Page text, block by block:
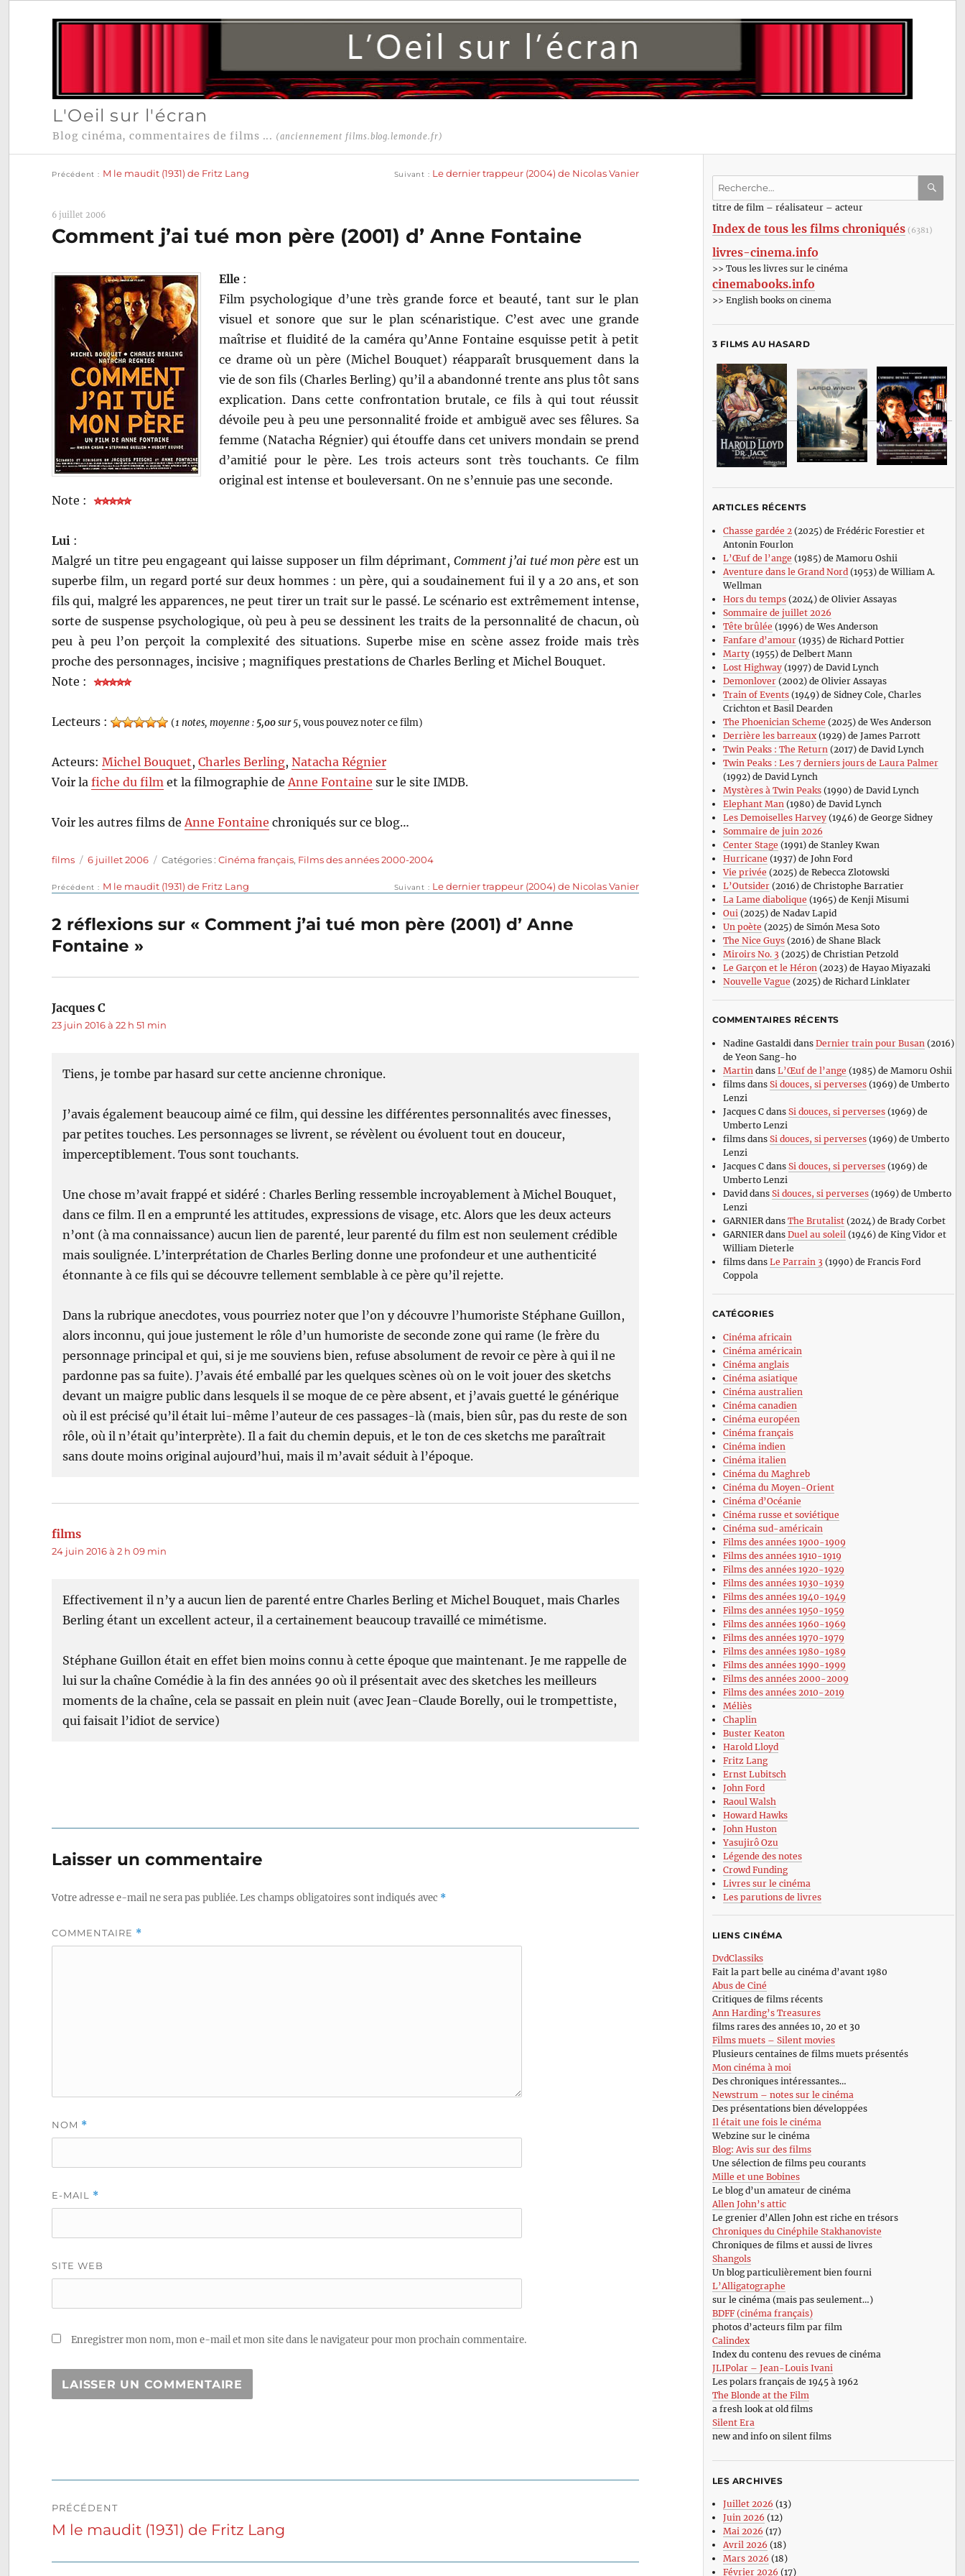
L'Oeil sur l'écran
Blog cinéma, commentaires de films ... (anciennement films.blog.lemonde.fr)
Navigation
l’article
Précédent M le maudit (1931) de Fritz Lang Suivant Le dernier trappeur (2004) de Nicolas Vanier
6 juillet 2006
Comment j’ai tué mon père (2001) d’ Anne Fontaine
Elle :
Film psychologique d’une très grande force et beauté, tant sur le plan
visuel et sonore que sur le plan scénaristique. C’est avec une grande
maîtrise et fluidité de la caméra qu’Anne Fontaine esquisse petit à petit
ce drame où un père (Michel Bouquet) réapparaît brusquement dans la
vie de son fils (Charles Berling) qu’il a abandonné trente ans plus tôt sans
explication. Dans cette confrontation brutale, ce fils à qui tout réussit
dévoile peu à peu une personnalité froide et ambiguë avec ses fêlures. Sa
femme (Natacha Régnier) qui étouffe dans cet univers mondain se prend
d’amitié pour le père. Les trois acteurs sont très touchants. Ce film
original est intense et bouleversant. On ne s’ennuie pas une seconde.
Note :
Lui :
Malgré un titre peu engageant qui laisse supposer un film déprimant, Comment j’ai tué mon père est un
superbe film, un regard porté sur deux hommes : un père, qui a soudainement fui il y a 20 ans, et son
fils qui, malgré les apparences, ne peut tirer un trait sur le passé. Le scénario est extrêmement intense,
sorte de suspense psychologique, où peu à peu se dessinent les traits de la personnalité de chacun, où
peu à peu l’on perçoit la complexité des situations. Superbe mise en scène assez froide mais très
proche des personnages, incisive ; magnifiques prestations de Charles Berling et Michel Bouquet.
Note :
Lecteurs : (1 notes, moyenne : 5,00sur 5, vous pouvez noter ce film)
Acteurs:Michel Bouquet,Charles Berling,Natacha Régnier
Voir lafiche du film et la filmographie de Anne Fontaine sur le site IMDB.
Voir les autres films de Anne Fontaine chroniqués sur ce blog…
Auteur
films
Publié
6 juillet 2006 Catégories
Catégories :Cinéma français, Films des années 2000-2004
Navigation
de
l’article
Précédent
Publication
M le maudit (1931) de Fritz Lang Suivant
Publication
Le dernier trappeur (2004) de Nicolas Vanier
2 réflexions sur « Comment j’ai tué mon père (2001) d’ Anne
Fontaine »
Jacques C
23 juin 2016 à 22 h 51 min
Tiens, je tombe par hasard sur cette ancienne chronique.
J’avais également beaucoup aimé ce film, qui dessine les différentes personnalités avec finesses,
par petites touches. Les personnages se livrent, se révèlent ou évoluent tout en douceur,
imperceptiblement. Tous sont touchants.
Une chose m’avait frappé et sidéré : Charles Berling ressemble incroyablement à Michel Bouquet,
dans ce film. Il en a emprunté les attitudes, expressions de visage, etc. Alors que les deux acteurs
n’ont (à ma connaissance) aucun lien de parenté, leur parenté du film est non seulement crédible
mais soulignée. L’interprétation de Charles Berling donne une profondeur et une authenticité
étonnante à ce fils qui se découvre tellement semblable à ce père qu’il rejette.
Dans la rubrique anecdotes, vous pourriez noter que l’on y découvre l’humoriste Stéphane Guillon,
alors inconnu, qui joue justement le rôle d’un humoriste de seconde zone qui rame (le frère du
personnage principal et qui, si je me souviens bien, refuse absolument de revoir ce père à qui il ne
pardonne pas sa fuite). J’avais été emballé par les quelques scènes où on le voit jouer des sketchs
devant un maigre public dans lesquels il se moque de ce père absent, et j’avais guetté le générique
où il est précisé qu’il était lui-même l’auteur de ces passages-là (mais, bien sûr, pas du reste de son
rôle, où il n’était qu’interprète). Il a fait du chemin depuis, et le ton de ces sketchs me paraîtrait
sans doute moins original aujourd’hui, mais il m’avait séduit à l’époque.
films
24 juin 2016 à 2 h 09 min
Effectivement il n’y a aucun lien de parenté entre Charles Berling et Michel Bouquet, mais Charles
Berling étant un excellent acteur, il a certainement beaucoup travaillé ce mimétisme.
Stéphane Guillon était en effet bien moins connu à cette époque que maintenant. Je me rappelle de
lui sur la chaîne Comédie à la fin des années 90 où il présentait avec des sketches les meilleurs
moments de la chaîne, cela se passait en plein nuit (avec Jean-Claude Borelly, oui le trompettiste,
qui faisait l’idiot de service)
Laisser un commentaire
Votre adresse e-mail ne sera pas publiée.Les champs obligatoires sont indiqués avec *
COMMENTAIRE *
NOM *
E-MAIL *
SITE WEB
Enregistrer mon nom, mon e-mail et mon site dans le navigateur pour mon prochain commentaire.
de
PRÉCÉDENT
Publication
M le maudit (1931) de Fritz Lang
Recherche
:titre de film – réalisateur – acteur
Index de tous les films chroniqués (6381)
livres-cinema.info
>> Tous les livres sur le cinéma
cinemabooks.info
>> English books on cinema
3 FILMS AU HASARD
ARTICLES RÉCENTS
Chasse gardée 2(2025) de Frédéric Forestier et
Antonin Fourlon
L’Œuf de l’ange (1985) de Mamoru Oshii
Aventure dans le Grand Nord(1953) de William A.
Wellman
Hors du temps(2024) de Olivier Assayas
Sommaire de juillet 2026
Tête brûlée (1996) de Wes Anderson
Fanfare d’amour(1935) de Richard Pottier
Marty(1955) de Delbert Mann
Lost Highway(1997) de David Lynch
Demonlover(2002) de Olivier Assayas
Train of Events(1949) de Sidney Cole, Charles
Crichton et Basil Dearden
The Phoenician Scheme (2025) de Wes Anderson
Derrière les barreaux(1929) de James Parrott
Twin Peaks : The Return(2017) de David Lynch
Twin Peaks : Les 7 derniers jours de Laura Palmer
(1992) de David Lynch
Mystères à Twin Peaks(1990) de David Lynch
Elephant Man(1980) de David Lynch
Les Demoiselles Harvey(1946) de George Sidney
Sommaire de juin 2026
Center Stage (1991) de Stanley Kwan
Hurricane (1937) de John Ford
Vie privée (2025) de Rebecca Zlotowski
L’Outsider(2016) de Christophe Barratier
La Lame diabolique (1965) de Kenji Misumi
Oui(2025) de Nadav Lapid
Un poète (2025) de Simón Mesa Soto
The Nice Guys(2016) de Shane Black
Miroirs No. 3 (2025) de Christian Petzold
Le Garçon et le Héron(2023) de Hayao Miyazaki
Nouvelle Vague (2025) de Richard Linklater
COMMENTAIRES RÉCENTS
Nadine Gastaldi dans Dernier train pour Busan (2016)
de Yeon Sang-ho
Martin dans L’Œuf de l’ange (1985) de Mamoru Oshii
filmsdans Si douces, si perverses(1969) de Umberto
Lenzi
Jacques Cdans Si douces, si perverses(1969) de
Umberto Lenzi
filmsdans Si douces, si perverses(1969) de Umberto
Lenzi
Jacques Cdans Si douces, si perverses(1969) de
Umberto Lenzi
David dans Si douces, si perverses(1969) de Umberto
Lenzi
GARNIERdans The Brutalist(2024) de Brady Corbet
GARNIERdans Duel au soleil (1946) de King Vidor et
William Dieterle
filmsdans Le Parrain 3 (1990) de Francis Ford
Coppola
CATÉGORIES
Cinéma africain
Cinéma américain
Cinéma anglais
Cinéma asiatique
Cinéma australien
Cinéma canadien
Cinéma européen
Cinéma français
Cinéma indien
Cinéma italien
Cinéma du Maghreb
Cinéma du Moyen-Orient
Cinéma d’Océanie
Cinéma russe et soviétique
Cinéma sud-américain
Films des années 1900-1909
Films des années 1910-1919
Films des années 1920-1929
Films des années 1930-1939
Films des années 1940-1949
Films des années 1950-1959
Films des années 1960-1969
Films des années 1970-1979
Films des années 1980-1989
Films des années 1990-1999
Films des années 2000-2009
Films des années 2010-2019
Méliès
Chaplin
Buster Keaton
Harold Lloyd
Fritz Lang
Ernst Lubitsch
John Ford
Raoul Walsh
Howard Hawks
John Huston
Yasujirô Ozu
Légende des notes
Crowd Funding
Livres sur le cinéma
Les parutions de livres
LIENS CINÉMA
DvdClassiks
Fait la part belle au cinéma d’avant 1980
Abus de Ciné
Critiques de films récents
Ann Harding’s Treasures
films rares des années 10, 20 et 30
Films muets – Silent movies
Plusieurs centaines de films muets présentés
Mon cinéma à moi
Des chroniques intéressantes…
Newstrum – notes sur le cinéma
Des présentations bien développées
Il était une fois le cinéma
Webzine sur le cinéma
Blog: Avis sur des films
Une sélection de films peu courants
Mille et une Bobines
Le blog d’un amateur de cinéma
Allen John’s attic
Le grenier d’Allen John est riche en trésors
Chroniques du Cinéphile Stakhanoviste
Chroniques de films et aussi de livres
Shangols
Un blog particulièrement bien fourni
L’Alligatographe
sur le cinéma (mais pas seulement…)
BDFF (cinéma français)
photos d’acteurs film par film
Calindex
Index du contenu des revues de cinéma
JLIPolar – Jean-Louis Ivani
Les polars français de 1945 à 1962
The Blonde at the Film
a fresh look at old films
Silent Era
new and info on silent films
LES ARCHIVES
Juillet 2026 (13)
Juin 2026 (12)
Mai 2026 (17)
Avril 2026 (18)
Mars 2026 (18)
Février 2026 (17)